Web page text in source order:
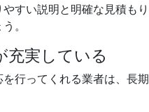
すい説明と明確な見積もり
。
充実している
行ってくれる業者は、長期